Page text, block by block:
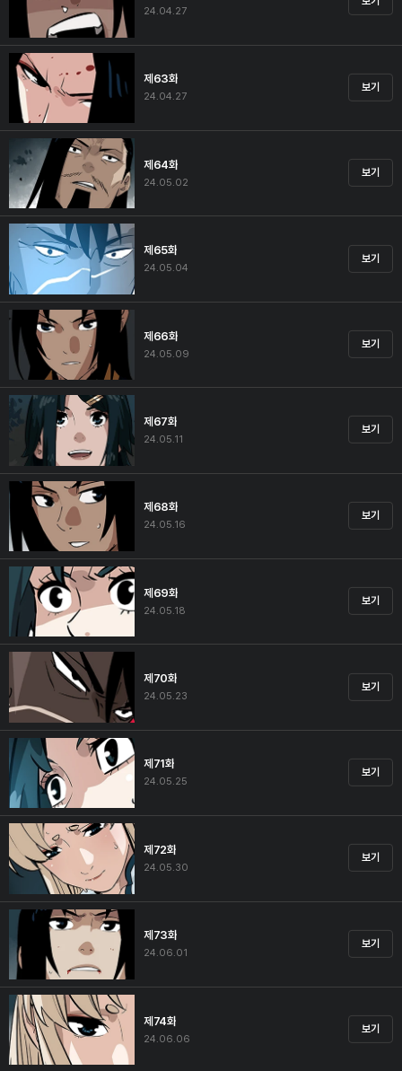
24.04.27
제63화
24.04.27
보기
제64화
24.05.02
보기
제65화
24.05.04
보기
제66화
24.05.09
보기
제67화
24.05.11
보기
제68화
24.05.16
보기
제69화
24.05.18
보기
제70화
24.05.23
보기
제71화
24.05.25
보기
제72화
24.05.30
보기
제73화
24.06.01
보기
제74화
24.06.06
보기